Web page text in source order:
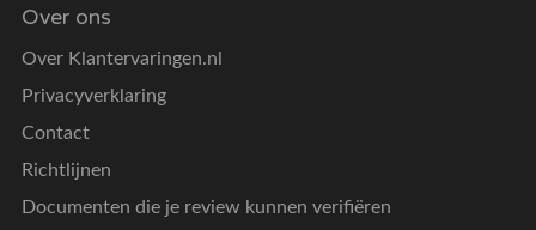
Over ons
Over Klantervaringen.nl
Privacyverklaring
Contact
Richtlijnen
Documenten die je review kunnen verifiëren